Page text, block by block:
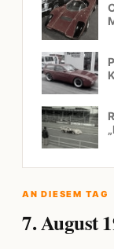
AN DIESEM TAG
7. August